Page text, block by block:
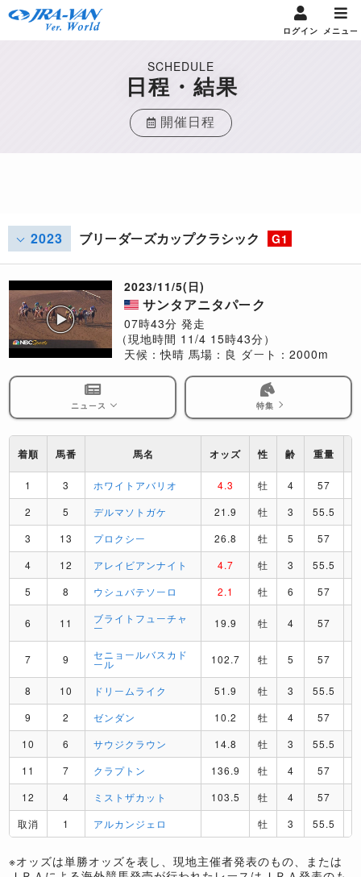
ログイン メニュー
SCHEDULE
日程・結果
開催日程
2023 ブリーダーズカップクラシック G1
2023/11/5(日)
サンタアニタパーク
07時43分 発走
（現地時間 11/4 15時43分）
天候：快晴 馬場：良 ダート：2000m
ニュース 特集
着順 馬番 馬名 オッズ 性 齢 重量
1 3 ホワイトアバリオ 4.3 牡 4 57
2
5 デルマソトガケ 21.9 牡 3 55.5
3
13 プロクシー 26.8 牡 5 57
4
12 アレイビアンナイト 4.7 牡 3 55.5
5
8 ウシュバテソーロ 2.1 牡 6 57
6 11 ブライトフューチャ
ー 19.9 牡 4 57
7 9 セニョールバスカド
ール 102.7 牡 5 57
8 10 ドリームライク 51.9 牡 3 55.5
9
2 ゼンダン 10.2 牡 4 57
10
6 サウジクラウン 14.8 牡 3 55.5
11
7 クラプトン 136.9 牡 4 57
12
4 ミストザカット 103.5 牡 4 57
取消
1 アルカンジェロ 牡 3 55.5
※オッズは単勝オッズを表し、現地主催者発表のもの、または